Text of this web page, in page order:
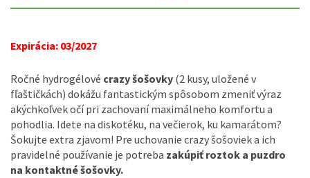
Expirácia: 03/2027
Ročné hydrogélové crazy šošovky (2 kusy, uložené v
fľaštičkách) dokážu fantastickým spôsobom zmeniť výraz
akýchkoľvek očí pri zachovaní maximálneho komfortu a
pohodlia. Idete na diskotéku, na večierok, ku kamarátom?
Šokujte extra zjavom! Pre uchovanie crazy šošoviek a ich
pravidelné používanie je potreba zakúpiť roztok a puzdro
na kontaktné šošovky.